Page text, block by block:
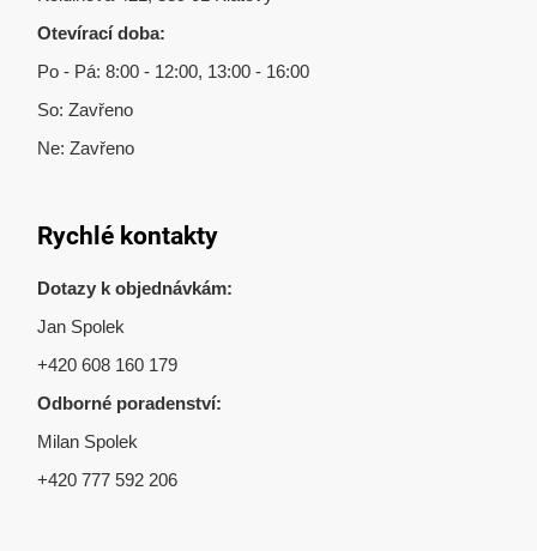
Otevírací doba:
Po - Pá: 8:00 - 12:00, 13:00 - 16:00
So: Zavřeno
Ne: Zavřeno
Rychlé kontakty
Dotazy k objednávkám:
Jan Spolek
+420 608 160 179
Odborné poradenství:
Milan Spolek
+420 777 592 206